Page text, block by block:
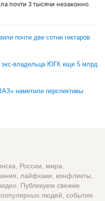
почти 3 тысячи незаконно
почти две сотни гектаров
экс-владельца ЮГК еще 5 млрд
наметили перспективы
России, мира.
лайфхаки, конфликты,
Публикуем свежие
людей, события